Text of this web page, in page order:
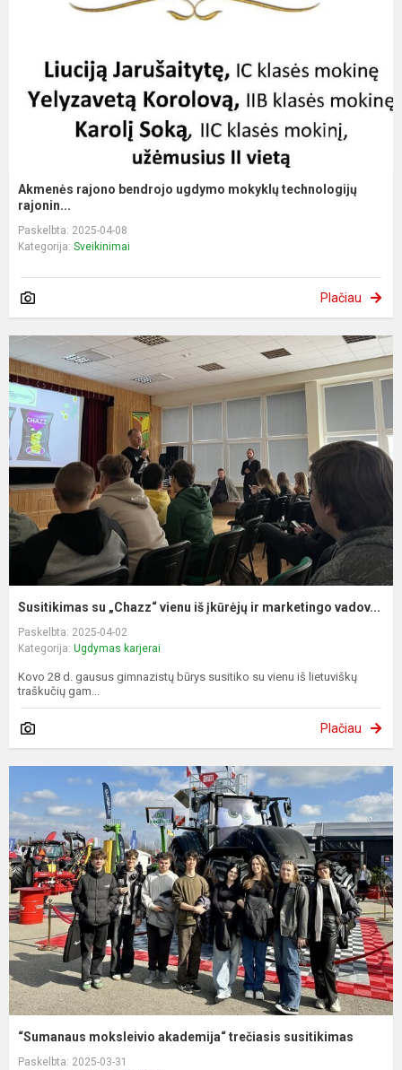
Akmenės rajono bendrojo ugdymo mokyklų technologijų
rajonin...
Paskelbta: 2025-04-08
Kategorija: Sveikinimai
Plačiau
Susitikimas su „Chazz“ vienu iš įkūrėjų ir marketingo vadov...
Paskelbta: 2025-04-02
Kategorija: Ugdymas karjerai
Kovo 28 d. gausus gimnazistų būrys susitiko su vienu iš lietuviškų
traškučių gam...
Plačiau
“Sumanaus moksleivio akademija“ trečiasis susitikimas
Paskelbta: 2025-03-31